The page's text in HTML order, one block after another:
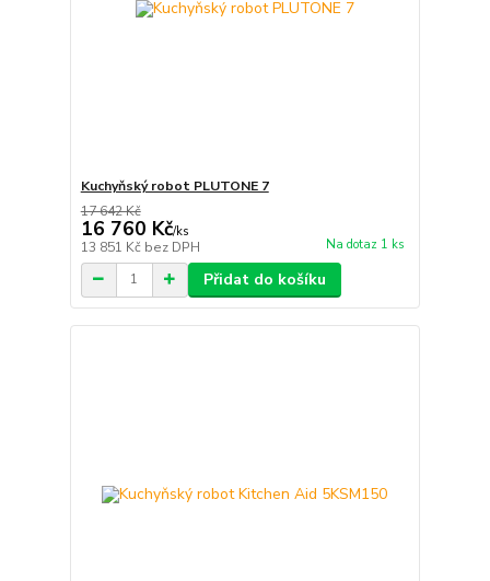
Kuchyňský robot PLUTONE 7
17 642 Kč
16 760 Kč/ks
13 851 Kč bez DPH Na dotaz 1 ks
Přidat do košíku